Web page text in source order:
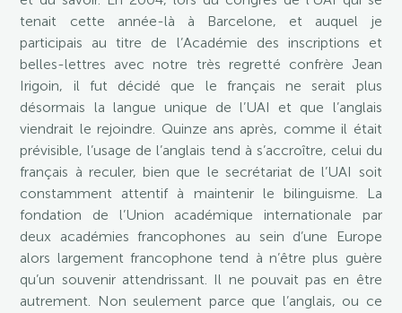
tenait cette année-là à Barcelone, et auquel je
participais au titre de l’Académie des inscriptions et
belles-lettres avec notre très regretté confrère Jean
Irigoin, il fut décidé que le français ne serait plus
désormais la langue unique de l’UAI et que l’anglais
viendrait le rejoindre. Quinze ans après, comme il était
prévisible, l’usage de l’anglais tend à s’accroître, celui du
français à reculer, bien que le secrétariat de l’UAI soit
constamment attentif à maintenir le bilinguisme. La
fondation de l’Union académique internationale par
deux académies francophones au sein d’une Europe
alors largement francophone tend à n’être plus guère
qu’un souvenir attendrissant. Il ne pouvait pas en être
autrement. Non seulement parce que l’anglais, ou ce